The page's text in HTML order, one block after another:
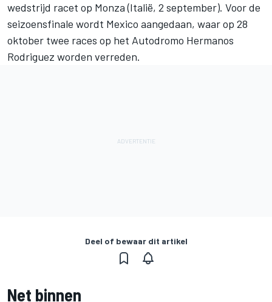
wedstrijd racet op Monza (Italië, 2 september). Voor de
seizoensfinale wordt Mexico aangedaan, waar op 28
oktober twee races op het Autodromo Hermanos
Rodriguez worden verreden.
Deel of bewaar dit artikel
Net binnen